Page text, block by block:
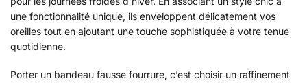
une fonctionnalité unique, ils enveloppent délicatement vos
oreilles tout en ajoutant une touche sophistiquée à votre tenue
quotidienne.
Porter un bandeau fausse fourrure, c’est choisir un raffinement